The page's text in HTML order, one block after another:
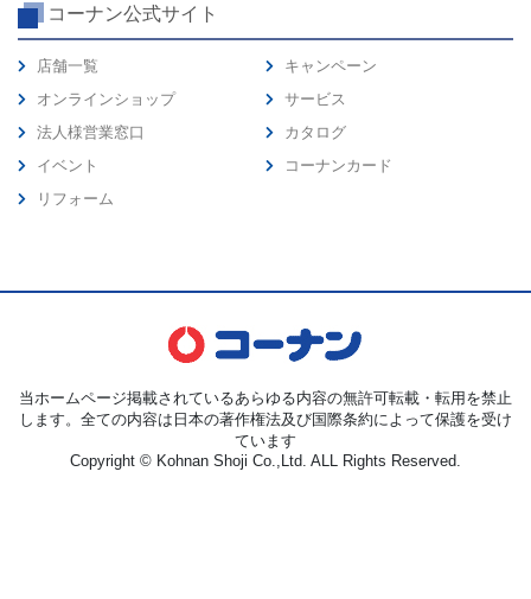
コーナン公式サイト
店舗一覧
オンラインショップ
法人様営業窓口
イベント
リフォーム
キャンペーン
サービス
カタログ
コーナンカード
当ホームページ掲載されているあらゆる内容の無許可転載・転用を禁止
します。全ての内容は日本の著作権法及び国際条約によって保護を受け
ています
Copyright © Kohnan Shoji Co.,Ltd. ALL Rights Reserved.